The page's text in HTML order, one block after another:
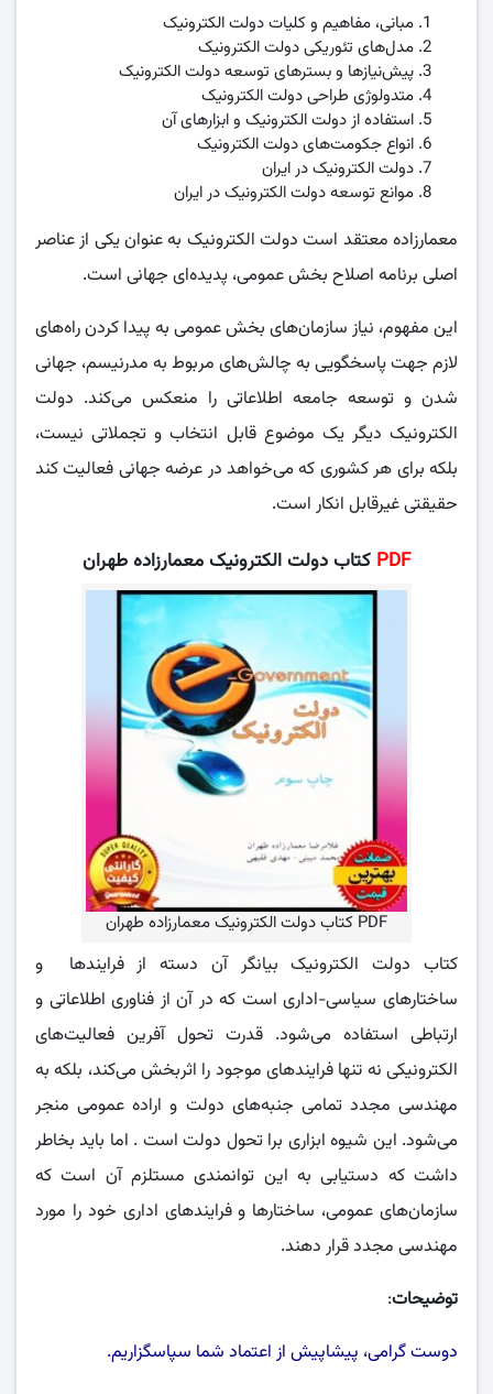
مبانی، مفاهیم و کلیات دولت الکترونیک
مدل‌های تئوریکی دولت الکترونیک
پیش‌نیازها و بسترهای توسعه دولت الکترونیک
متدولوژی طراحی دولت الکترونیک
استفاده از دولت الکترونیک و ابزارهای آن
انواع جکومت‌های دولت الکترونیک
دولت الکترونیک در ایران
موانع توسعه دولت الکترونیک در ایران
معمارزاده معتقد است دولت الکترونیک به عنوان یکی از عناصر
اصلی برنامه اصلاح بخش عمومی، پدیده‌ای جهانی است.
این مفهوم، نیاز سازمان‌های بخش عمومی به پیدا کردن راه‌های
لازم جهت پاسخگویی به چالش‌های مربوط به مدرنیسم، جهانی
شدن و توسعه جامعه اطلاعاتی را منعکس می‌کند. دولت
الکترونیک دیگر یک موضوع قابل انتخاب و تجملاتی نیست،
بلکه برای هر کشوری که می‌خواهد در عرضه جهانی فعالیت کند
حقیقتی غیرقابل انکار است.
PDF کتاب دولت الکترونیک معمارزاده طهران
PDF کتاب دولت الکترونیک معمارزاده طهران
کتاب دولت الکترونیک بیانگر آن دسته از فرایندها و
ساختارهای سیاسی-اداری است که در آن از فناوری اطلاعاتی و
ارتباطی استفاده می‌شود. قدرت تحول آفرین فعالیت‌های
الکترونیکی نه تنها فرایندهای موجود را اثربخش می‌کند، بلکه به
مهندسی مجدد تمامی جنبه‌های دولت و اراده عمومی منجر
می‌شود. این شیوه ابزاری برا تحول دولت است . اما باید بخاطر
داشت که دستیابی به این توانمندی مستلزم آن است که
سازمان‌های عمومی، ساختارها و فرایندهای اداری خود را مورد
مهندسی مجدد قرار دهند.
توضیحات:
دوست گرامی، پیشاپیش از اعتماد شما سپاسگزاریم.